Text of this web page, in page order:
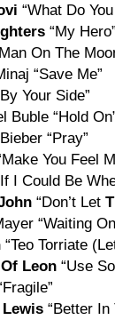
“What Do
“My Hero”
On The
“Save Me”
Your Side”
Buble “Hold
“Pray”
You Feel
I Could Be
“Don’t Let
“Waiting
“Teo Torriate
Leon “Use
Lewis “Better In